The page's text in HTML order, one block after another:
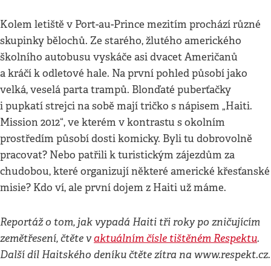
Kolem letiště v Port-au-Prince mezitím prochází různé
skupinky bělochů. Ze starého, žlutého amerického
školního autobusu vyskáče asi dvacet Američanů
a kráčí k odletové hale. Na první pohled působí jako
velká, veselá parta trampů. Blonďaté puberťačky
i pupkatí strejci na sobě mají tričko s nápisem „Haiti.
Mission 2012“, ve kterém v kontrastu s okolním
prostředím působí dosti komicky. Byli tu dobrovolně
pracovat? Nebo patřili k turistickým zájezdům za
chudobou, které organizují některé americké křesťanské
misie? Kdo ví, ale první dojem z Haiti už máme.
Reportáž o tom, jak vypadá Haiti tři roky po zničujícím
zemětřesení, čtěte vaktuálním čísle tištěném Respektu.
Další díl Haitského deníku čtěte zítra na www.respekt.cz.